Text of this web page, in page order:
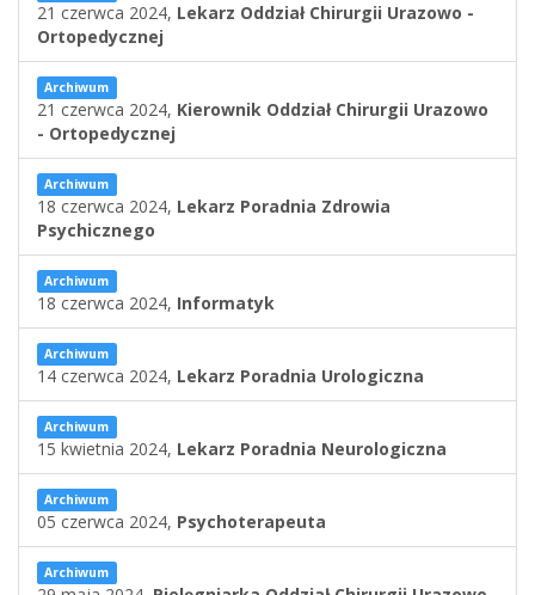
21 czerwca 2024, Lekarz Oddział Chirurgii Urazowo -
Ortopedycznej
Archiwum
21 czerwca 2024, Kierownik Oddział Chirurgii Urazowo
- Ortopedycznej
Archiwum
18 czerwca 2024, Lekarz Poradnia Zdrowia
Psychicznego
Archiwum
18 czerwca 2024, Informatyk
Archiwum
14 czerwca 2024, Lekarz Poradnia Urologiczna
Archiwum
15 kwietnia 2024, Lekarz Poradnia Neurologiczna
Archiwum
05 czerwca 2024, Psychoterapeuta
Archiwum